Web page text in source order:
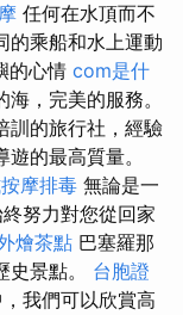
任何在水頂而不
的乘船和水上運動
的心情 com是什
，完美的服務。
訓的旅行社，經驗
的最高質量。
摩排毒 無論是一
努力對您從回家
燴茶點 巴塞羅那
史景點。 台胞證
我們可以欣賞高